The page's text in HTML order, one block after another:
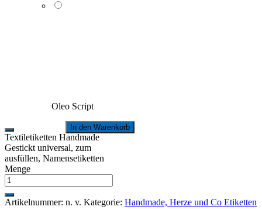
Oleo Script
Textiletiketten Handmade
Gestickt universal, zum
ausfüllen, Namensetiketten
Menge
In den Warenkorb
Artikelnummer: n. v. Kategorie: Handmade, Herze und Co Etiketten